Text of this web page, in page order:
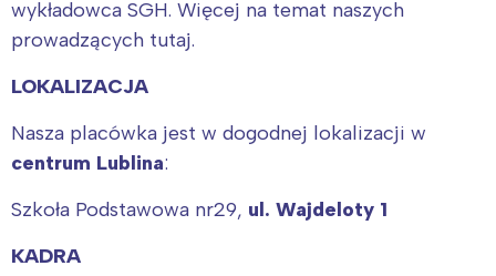
wykładowca SGH. Więcej na temat naszych
prowadzących tutaj.
LOKALIZACJA
Nasza placówka jest w dogodnej lokalizacji w
centrum Lublina:
Szkoła Podstawowa nr29, ul. Wajdeloty 1
KADRA